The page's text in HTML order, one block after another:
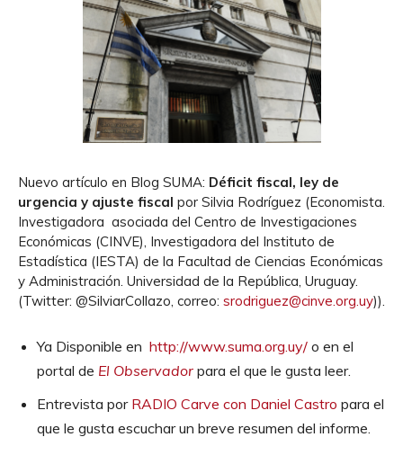
Nuevo artículo en Blog SUMA: Déficit fiscal, ley de
urgencia y ajuste fiscal por Silvia Rodríguez (Economista.
Investigadora asociada del Centro de Investigaciones
Económicas (CINVE), Investigadora del Instituto de
Estadística (IESTA) de la Facultad de Ciencias Económicas
y Administración. Universidad de la República, Uruguay.
(Twitter: @SilviarCollazo, correo: srodriguez@cinve.org.uy)).
Ya Disponible en http://www.suma.org.uy/ o en el
portal de El Observador para el que le gusta leer.
Entrevista por RADIO Carve con Daniel Castro para el
que le gusta escuchar un breve resumen del informe.